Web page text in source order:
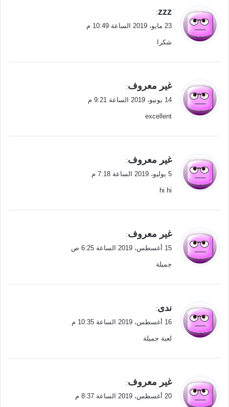
ي
ق
ل
zzz
:
23 مايو، 2019 الساعة 10:49 م
شكرا
ي
ق
ل
غير معروف:
14 يونيو، 2019 الساعة 9:21 م
excellent
ي
ق
ل
غير معروف:
5 يوليو، 2019 الساعة 7:18 م
hi hi
ي
ق
ل
غير معروف:
15 أغسطس، 2019 الساعة 6:25 ص
جميلة
ي
ق
ل
ندى:
16 أغسطس، 2019 الساعة 10:35 م
لعبة جميلة
ي
ق
غير معروف:
20 أغسطس، 2019 الساعة 8:37 م